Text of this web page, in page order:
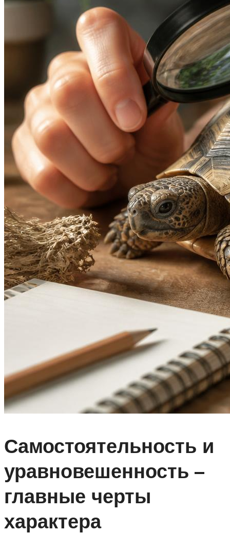
Самостоятельность и
уравновешенность –
главные черты
характера